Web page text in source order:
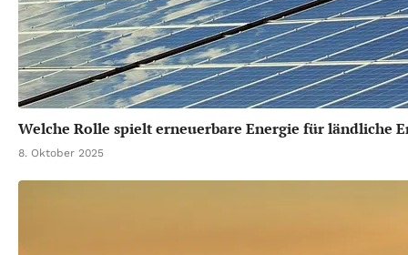
Welche Rolle spielt erneuerbare Energie für ländliche
8. Oktober 2025